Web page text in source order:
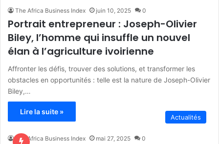
The Africa Business Index juin 10, 2025 0
Portrait entrepreneur : Joseph-Olivier
Biley, l’homme qui insuffle un nouvel
élan à l’agriculture ivoirienne
Affronter les défis, trouver des solutions, et transformer les
obstacles en opportunités : telle est la nature de Joseph-Olivier
Biley,…
Lire la suite »
Actualités
The Africa Business Index mai 27, 2025 0